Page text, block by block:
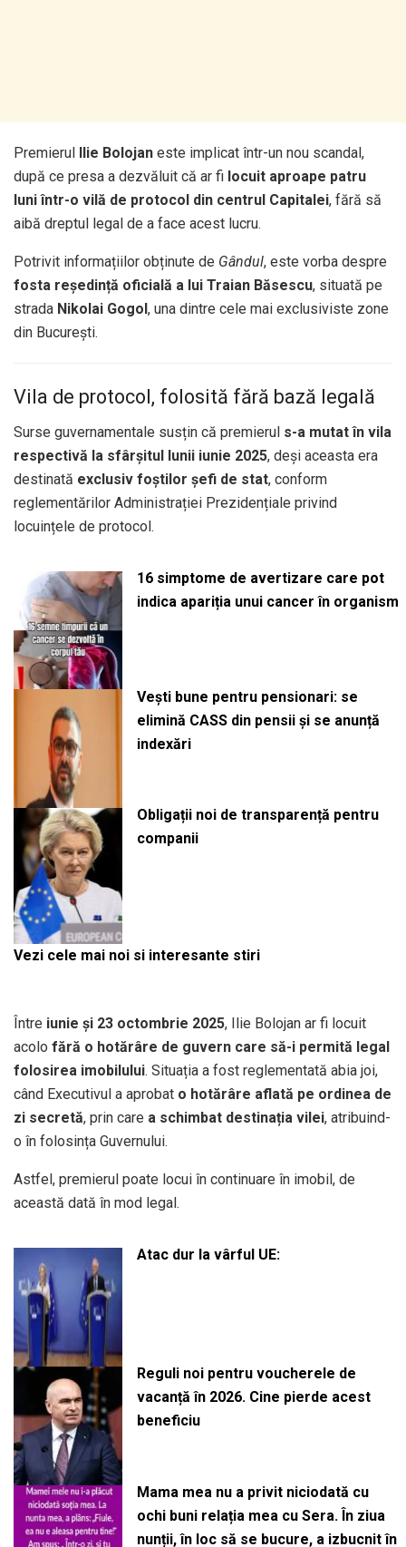
Premierul Ilie Bolojan este implicat într-un nou scandal,
după ce presa a dezvăluit că ar fi locuit aproape patru
luni într-o vilă de protocol din centrul Capitalei, fără să
aibă dreptul legal de a face acest lucru.
Potrivit informațiilor obținute de Gândul, este vorba despre
fosta reședință oficială a lui Traian Băsescu, situată pe
strada Nikolai Gogol , una dintre cele mai exclusiviste zone
din București.
Vila de protocol, folosită fără bază legală
Surse guvernamentale susțin că premierul s-a mutat în vila
respectivă la sfârșitul lunii iunie 2025, deși aceasta era
destinată exclusiv foștilor șefi de stat, conform
reglementărilor Administrației Prezidențiale privind
locuințele de protocol.
16 simptome de avertizare care pot
indica apariția unui cancer în organism
Vești bune pentru pensionari: se
elimină CASS din pensii și se anunță
indexări
Obligații noi de transparență pentru
companii
Vezi cele mai noi si interesante stiri
Între iunie și 23 octombrie 2025, Ilie Bolojan ar fi locuit
acolo fără o hotărâre de guvern care să-i permită legal
folosirea imobilului. Situația a fost reglementată abia joi,
când Executivul a aprobat o hotărâre aflată pe ordinea de
zi secretă, prin care a schimbat destinația vilei, atribuind-
o în folosința Guvernului.
Astfel, premierul poate locui în continuare în imobil, de
această dată în mod legal.
Atac dur la vârful UE:
Reguli noi pentru voucherele de
vacanță în 2026. Cine pierde acest
beneficiu
Mama mea nu a privit niciodată cu
ochi buni relația mea cu Sera. În ziua
nunții, în loc să se bucure, a izbucnit în